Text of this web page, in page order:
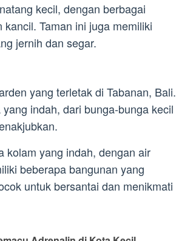
kecil, dengan berbagai
Taman ini juga memiliki
jernih dan segar.
yang terletak di Tabanan, Bali.
indah, dari bunga-bunga kecil
kolam yang indah, dengan air
beberapa bangunan yang
untuk bersantai dan menikmati